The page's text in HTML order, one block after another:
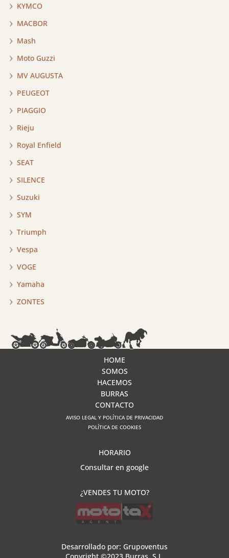
KYMCO
MACBOR
Mash
Moto Guzzi
MV AUGUSTA
PEUGEOT
PIAGGIO
Rieju
Royal Enfield
SEAT
SILENCE
Suzuki
SYM
Triumph
Vespa
VOGE
Yamaha
ZONTES
HOME
SOMOS
HACEMOS
BURRAS
CONTACTO
AVISO LEGAL Y POLÍTICA DE PRIVACIDAD
POLÍTICA DE COOKIES
HORARIO
Consultar en google
¿VENDES TU MOTO?
Desarrollado por: Grupoventus